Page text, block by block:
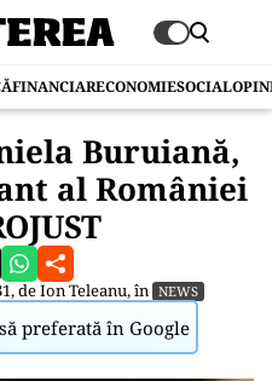
FINANCIARECONOMIESOCIAL
Buruiană,
al României
deIon Teleanu, în NEWS
preferată în Google